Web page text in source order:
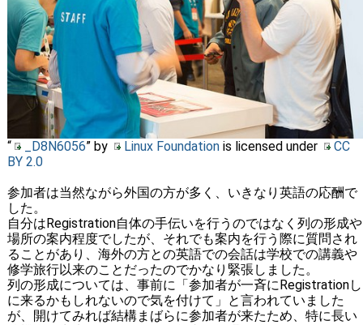
“ _D8N6056” by Linux Foundationis licensed under
CC
BY 2.0
参加者は当然ながら外国の方が多く、いきなり英語の応酬で
した。
自分はRegistration自体の手伝いを行うのではなく列の形成や
場所の案内程度でしたが、それでも案内を行う際に質問され
ることがあり、海外の方との英語での会話は学校での講義や
修学旅行以来のことだったのでかなり緊張しました。
列の形成については、事前に「参加者が一斉にRegistrationし
に来るかもしれないので気を付けて」と言われていました
が、開けてみれば結構まばらに参加者が来たため、特に長い